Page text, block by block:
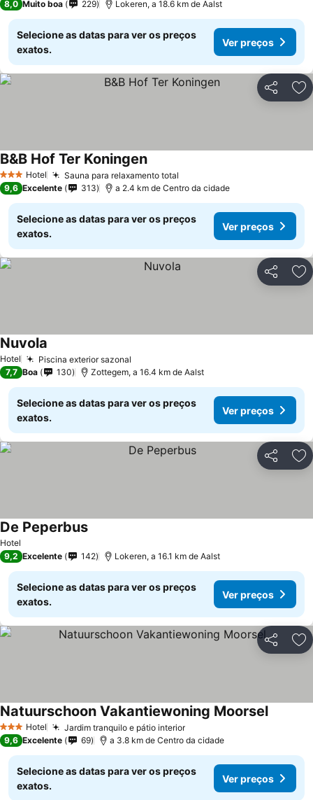
8,0 Muito boa 229 Lokeren, a 18.6 km de Aalst
Selecione as datas para ver os preços
exatos.
Ver preços
Partilhar
3 EstrelasHotel Sauna para relaxamento total
B&B Hof Ter KoningenVer preços
9,6 Excelente 313 a 2.4 km de Centro da cidade
Selecione as datas para ver os preços
exatos.
Ver preços
Partilhar
Hotel Piscina exterior sazonal
Nuvola
7,7 Boa 130 Zottegem, a 16.4 km de Aalst
Selecione as datas para ver os preços
exatos.
Ver preços
Partilhar
Hotel
De PeperbusVer preços
9,2 Excelente 142 Lokeren, a 16.1 km de Aalst
Selecione as datas para ver os preços
exatos.
Ver preços
Partilhar
3 EstrelasHotel Jardim tranquilo e pátio interiorVer preços
Natuurschoon Vakantiewoning MoorselVer
9,6 Excelente 69 a 3.8 km de Centro da cidade
Selecione as datas para ver os preços
exatos.
Ver preços